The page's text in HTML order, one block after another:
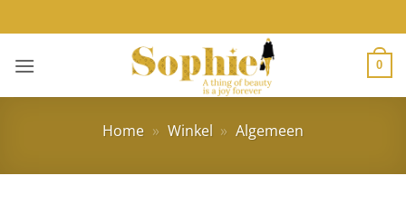
naar
inhoud
0
Home » Winkel » Algemeen